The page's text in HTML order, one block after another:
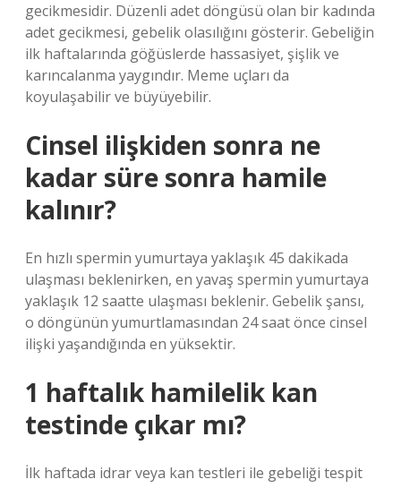
gecikmesidir. Düzenli adet döngüsü olan bir kadında
adet gecikmesi, gebelik olasılığını gösterir. Gebeliğin
ilk haftalarında göğüslerde hassasiyet, şişlik ve
karıncalanma yaygındır. Meme uçları da
koyulaşabilir ve büyüyebilir.
Cinsel ilişkiden sonra ne
kadar süre sonra hamile
kalınır?
En hızlı spermin yumurtaya yaklaşık 45 dakikada
ulaşması beklenirken, en yavaş spermin yumurtaya
yaklaşık 12 saatte ulaşması beklenir. Gebelik şansı,
o döngünün yumurtlamasından 24 saat önce cinsel
ilişki yaşandığında en yüksektir.
1 haftalık hamilelik kan
testinde çıkar mı?
İlk haftada idrar veya kan testleri ile gebeliği tespit